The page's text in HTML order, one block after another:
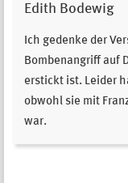
Edith Bodewig
Ich gedenke der
Bombenangriff auf
erstickt ist. Leider
obwohl sie mit
war.